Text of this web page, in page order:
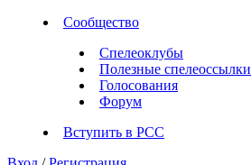
Сообщество
Спелеоклубы
Полезные спелеоссылки
Голосования
Форум
Вступить в РСС